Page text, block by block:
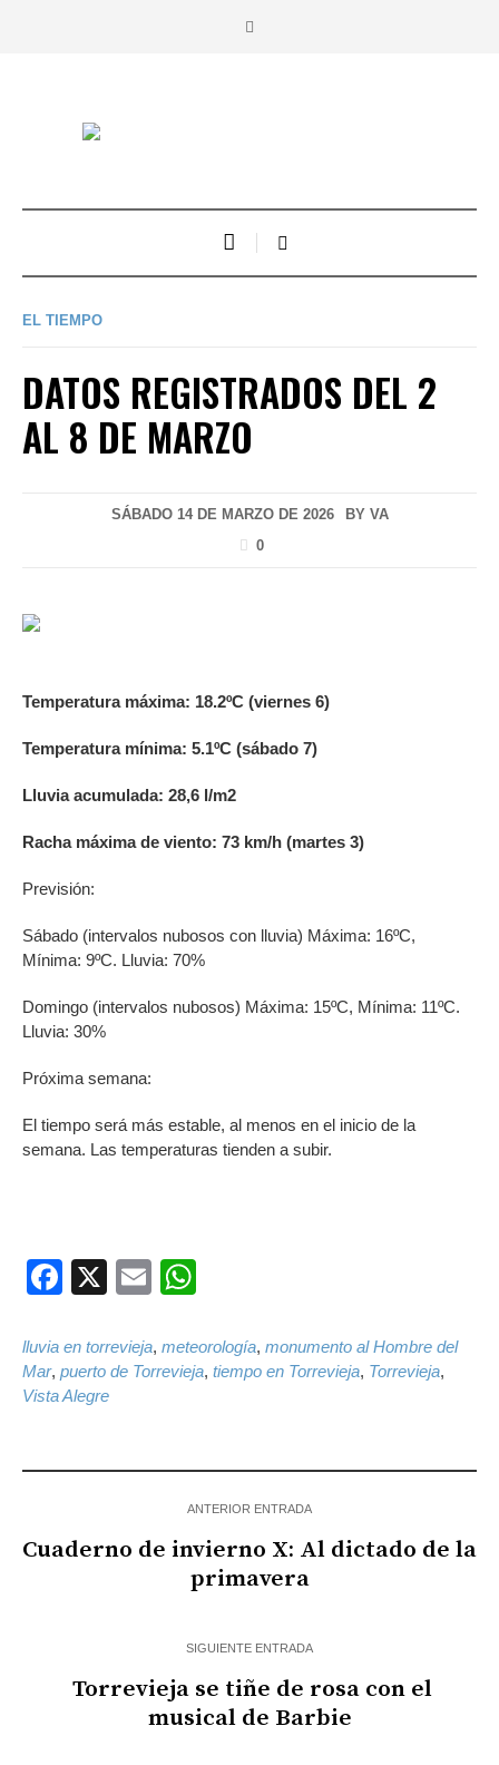
EL TIEMPO
DATOS REGISTRADOS DEL 2
AL 8 DE MARZO
SÁBADO 14 DE MARZO DE 2026 BY VA
0
Temperatura máxima: 18.2ºC (viernes 6)
Temperatura mínima: 5.1ºC (sábado 7)
Lluvia acumulada: 28,6 l/m2
Racha máxima de viento: 73 km/h (martes 3)
Previsión:
Sábado (intervalos nubosos con lluvia) Máxima: 16ºC,
Mínima: 9ºC. Lluvia: 70%
Domingo (intervalos nubosos) Máxima: 15ºC, Mínima: 11ºC.
Lluvia: 30%
Próxima semana:
El tiempo será más estable, al menos en el inicio de la
semana. Las temperaturas tienden a subir.
Facebook
X Email
lluvia en torrevieja, meteorología, monumento al Hombre del
Mar, puerto de Torrevieja, tiempo en Torrevieja, Torrevieja,
Vista Alegre
ANTERIOR ENTRADA
Cuaderno de invierno X: Al dictado de la
primavera
SIGUIENTE ENTRADA
Torrevieja se tiñe de rosa con el
musical de Barbie